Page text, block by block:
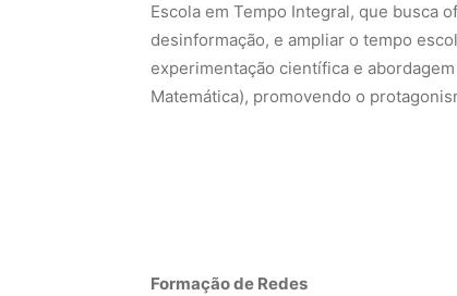
Escola em Tempo Integral, que busca
desinformação, e ampliar o tempo
experimentação científica e
Matemática), promovendo o
Formação de Redes